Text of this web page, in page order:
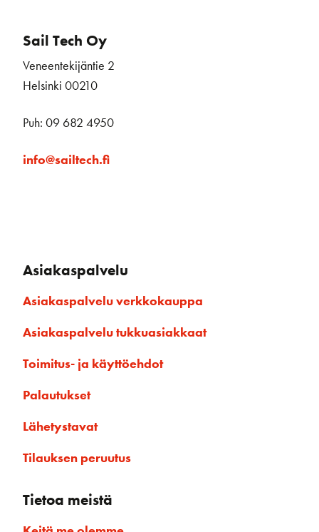
Sail Tech Oy
Veneentekijäntie 2
Helsinki 00210
Puh: 09 682 4950
info@sailtech.fi
Asiakaspalvelu
Asiakaspalvelu verkkokauppa
Asiakaspalvelu tukkuasiakkaat
Toimitus- ja käyttöehdot
Palautukset
Lähetystavat
Tilauksen peruutus
Tietoa meistä